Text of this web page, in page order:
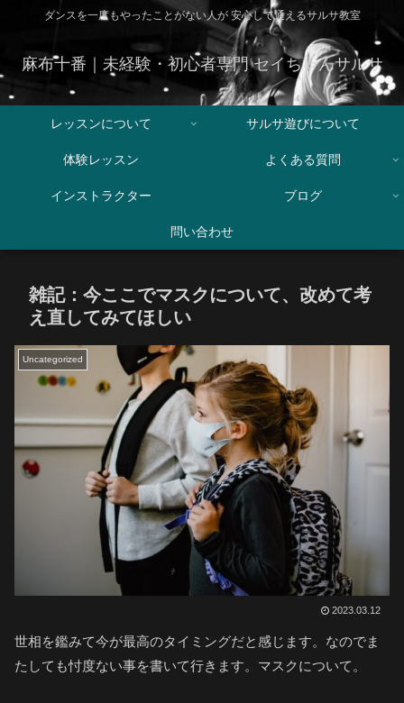
ダンスを一度もやったことがない人が 安心して通えるサルサ教室
麻布十番｜未経験・初心者専門 セイちゃんサルサ
レッスンについて サルサ遊びについて
体験レッスン よくある質問
インストラクター ブログ
問い合わせ
雑記：今ここでマスクについて、改めて考
え直してみてほしい
Uncategorized
2023.03.12
世相を鑑みて今が最高のタイミングだと感じます。なのでま
たしても忖度ない事を書いて行きます。マスクについて。